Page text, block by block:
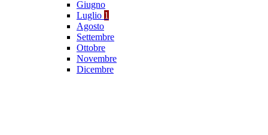
Giugno
Luglio 1
Agosto
Settembre
Ottobre
Novembre
Dicembre